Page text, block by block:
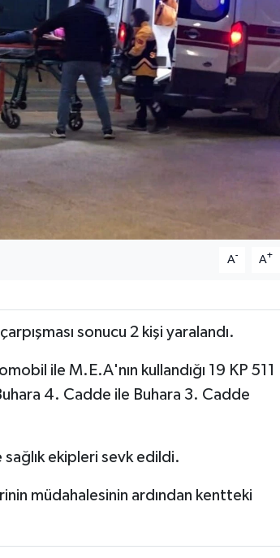
A- A+
sonucu 2 kişi yaralandı.
ile M.E.A'nın kullandığı 19 KP 511
4. Cadde ile Buhara 3. Cadde
ekipleri sevk edildi.
müdahalesinin ardından kentteki